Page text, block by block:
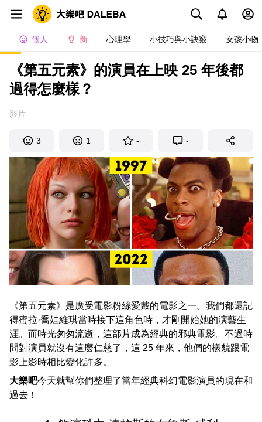
個人 新 心理學 小技巧與小訣竅 女孩小物
《第五元素》的演員在上映 25 年後都
過得怎麼樣？
影片
3 1 - -
《第五元素》是廣受電影粉絲愛戴的電影之一。我們都還記
得蜜拉·喬娃維琪當時接下這角色時，才剛開始她的演藝生
涯。而時光匆匆流逝，這部片成為經典的邪典電影。不過時
間對演員就沒有這麼仁慈了，這 25 年來，他們的樣貌跟電
影上影時相比變化許多。
大樂吧今天就幫你們整理了當年經典科幻電影演員的現在和
過去！